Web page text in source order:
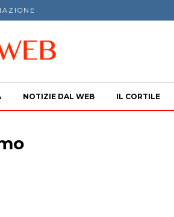
NOTIZIE DAL WEB IL CORTILE